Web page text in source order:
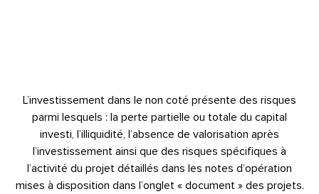
L’investissement dans le non coté présente des risques
parmi lesquels : la perte partielle ou totale du capital
investi, l’illiquidité, l’absence de valorisation après
l’investissement ainsi que des risques spécifiques à
l’activité du projet détaillés dans les notes d’opération
mises à disposition dans l’onglet « document » des projets.